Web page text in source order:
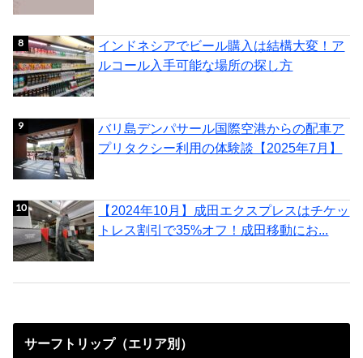
インドネシアでビール購入は結構大変！ア
ルコール入手可能な場所の探し方
バリ島デンパサール国際空港からの配車ア
プリタクシー利用の体験談【2025年7月】
【2024年10月】成田エクスプレスはチケッ
トレス割引で35%オフ！成田移動にお...
サーフトリップ（エリア別）